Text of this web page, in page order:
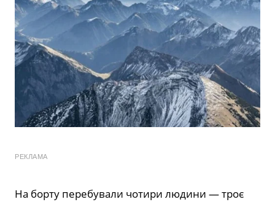
РЕКЛАМА
На борту перебували чотири людини — троє